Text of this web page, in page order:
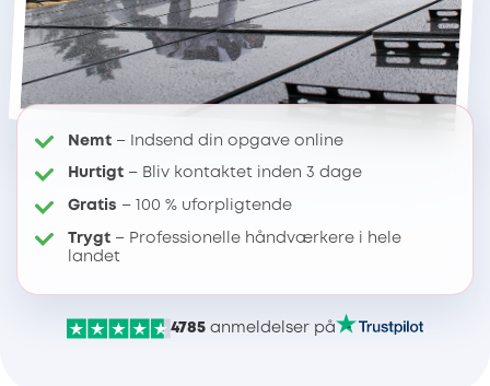
Nemt – Indsend din opgave online
Hurtigt – Bliv kontaktet inden 3 dage
Gratis – 100 % uforpligtende
Trygt – Professionelle håndværkere i hele
landet
4785 anmeldelser på